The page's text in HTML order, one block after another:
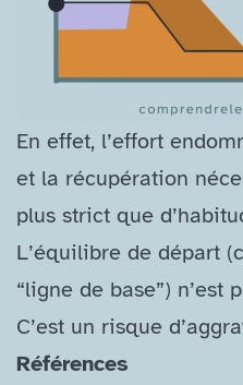
En effet, l’effort
et la récupération
plus strict que
L’équilibre de départ
“ligne de base”) n’est
C’est un risque
Références